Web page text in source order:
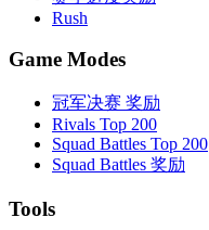
Rush
Game Modes
冠军决赛 奖励
Rivals Top 200
Squad Battles Top 200
Squad Battles 奖励
Tools